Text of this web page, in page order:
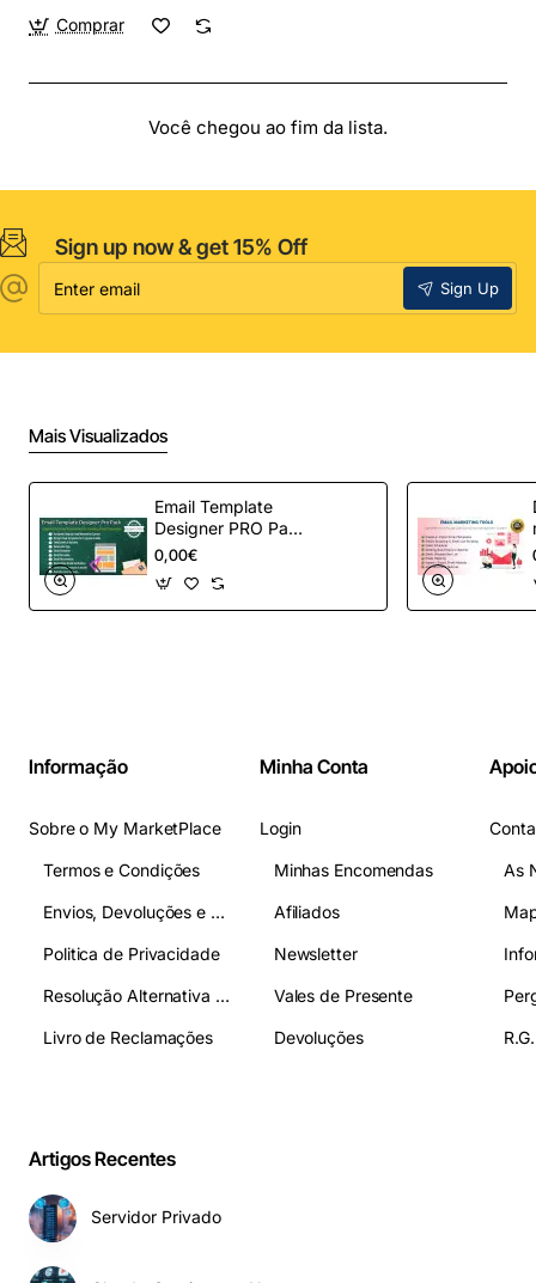
Comprar
Você chegou ao fim da lista.
Sign up now & get 15% Off
email
Sign Up
Mais Visualizados
Email Template
Designer PRO Pack
– Automação de e-
mail definitiva para
OpenCart
0,00€
Informação
Sobre o My MarketPlace
Termos e Condições
Envios, Devoluções e Pagamentos
Politica de Privacidade
Resolução Alternativa de Litígios
Livro de Reclamações
Minha Conta
Login
Minhas Encomendas
Afiliados
Newsletter
Vales de Presente
Devoluções
As
Artigos Recentes
Servidor Privado